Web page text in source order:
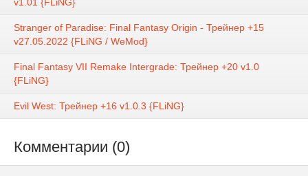
Stranger of Paradise: Final Fantasy Origin - Трейнер +15
v27.05.2022 {FLiNG / WeMod}
Final Fantasy VII Remake Intergrade: Трейнер +20 v1.0
{FLiNG}
Evil West: Трейнер +16 v1.0.3 {FLiNG}
Комментарии (0)